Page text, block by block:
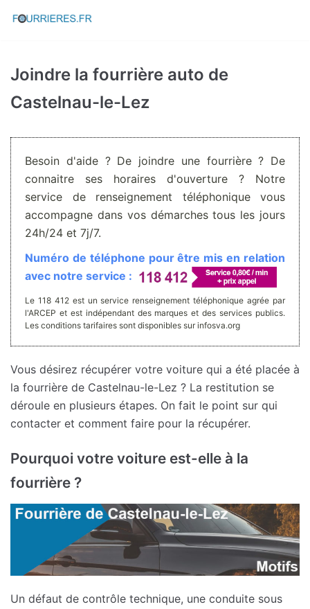
Aller
Joindre la fourrière auto de
Castelnau-le-Lez
Besoin d'aide ? De joindre une fourrière ? De
connaitre ses horaires d'ouverture ? Notre
service de renseignement téléphonique vous
accompagne dans vos démarches tous les jours
24h/24 et 7j/7.
Numéro de téléphone pour être mis en relation
avec notre service :
Le 118 412 est un service renseignement téléphonique agrée par
l'ARCEP et est indépendant des marques et des services publics.
Les conditions tarifaires sont disponibles sur infosva.org
Vous désirez récupérer votre voiture qui a été placée à
la fourrière de Castelnau-le-Lez ? La restitution se
déroule en plusieurs étapes. On fait le point sur qui
contacter et comment faire pour la récupérer.
Pourquoi votre voiture est-elle à la
fourrière ?
Un défaut de contrôle technique, une conduite sous